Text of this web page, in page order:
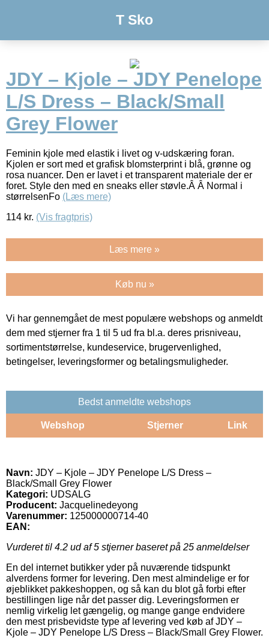
T Sko
JDY – Kjole – JDY Penelope
L/S Dress – Black/Small
Grey Flower
Feminin kjole med elastik i livet og v-udskæring foran.
Kjolen er sort med et grafisk blomsterprint i blå, grønne og
rosa nuancer. Den er lavet i et transparent materiale der er
foret. Style den med en sneaks eller støvle.Â Â Normal i
størrelsenFo (Læs mere)
114 kr. (Vis fragtpris)
Læs mere »
Køb nu »
Vi har gennemgået de mest populære webshops og anmeldt
dem med stjerner fra 1 til 5 ud fra bl.a. deres prisniveau,
sortimentstørrelse, kundeservice, brugervenlighed,
betingelser, leveringsformer og betalingsmuligheder.
Bedst anmeldte webshops
Webshop Stjerner Link
Navn: JDY – Kjole – JDY Penelope L/S Dress –
Black/Small Grey Flower
Kategori: UDSALG
Producent: Jacquelinedeyong
Varenummer: 125000000714-40
EAN:
Vurderet til 4.2 ud af 5 stjerner baseret på 25 anmeldelser
En del internet butikker yder på nuværende tidspunkt
alverdens former for levering. Den mest almindelige er for
øjeblikket pakkeshoppen, og så kan du blot gå forbi efter
bestillingen lige når det passer dig. Leveringsformen er
nemlig virkelig let gængelig, og mange gange endvidere
den mest prisbevidste type af levering ved køb af JDY –
Kjole – JDY Penelope L/S Dress – Black/Small Grey Flower.